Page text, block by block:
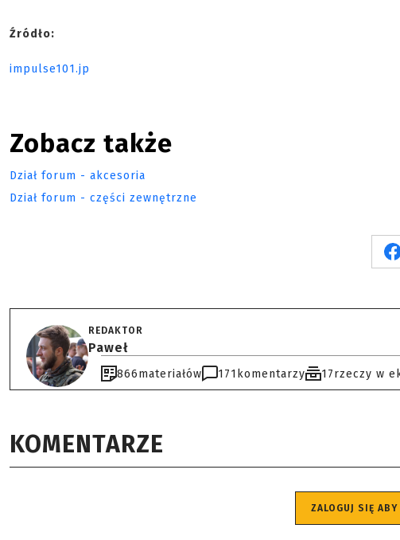
Źródło:
impulse101.jp
Zobacz także
Dział forum - akcesoria
Dział forum - części zewnętrzne
REDAKTOR
Paweł
866materiałów 171 komentarzy 17rzeczy w
KOMENTARZE
ZALOGUJ SIĘ ABY